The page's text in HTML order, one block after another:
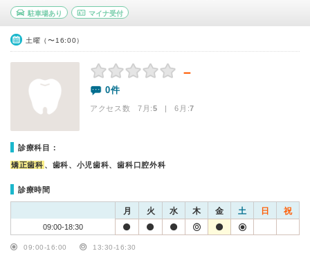
駐車場あり マイナ受付
土曜（〜16:00）
－
0件
アクセス数 7月:5 | 6月:7
診療科目：
矯正歯科 、歯科、小児歯科、歯科口腔外科
診療時間
月 火 水 木 金 土 日 祝
09:00-18:30
09:00-16:00 13:30-16:30